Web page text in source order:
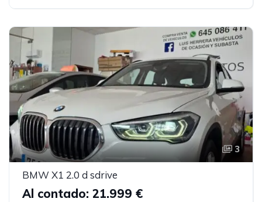
3
BMW X1 2.0 d sdrive
Al contado: 21.999 €